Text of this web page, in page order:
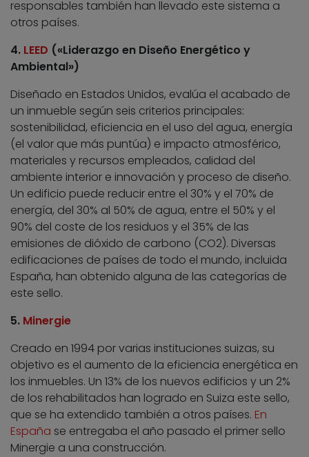
responsables también han llevado este sistema a
otros países.
4. LEED («Liderazgo en Diseño Energético y
Ambiental»)
Diseñado en Estados Unidos, evalúa el acabado de
un inmueble según seis criterios principales:
sostenibilidad, eficiencia en el uso del agua, energía
(el valor que más puntúa) e impacto atmosférico,
materiales y recursos empleados, calidad del
ambiente interior e innovación y proceso de diseño.
Un edificio puede reducir entre el 30% y el 70% de
energía, del 30% al 50% de agua, entre el 50% y el
90% del coste de los residuos y el 35% de las
emisiones de dióxido de carbono (CO2). Diversas
edificaciones de países de todo el mundo, incluida
España, han obtenido alguna de las categorías de
este sello.
5. Minergie
Creado en 1994 por varias instituciones suizas, su
objetivo es el aumento de la eficiencia energética en
los inmuebles. Un 13% de los nuevos edificios y un 2%
de los rehabilitados han logrado en Suiza este sello,
que se ha extendido también a otros países. En
España se entregaba el año pasado el primer sello
Minergie a una construcción.